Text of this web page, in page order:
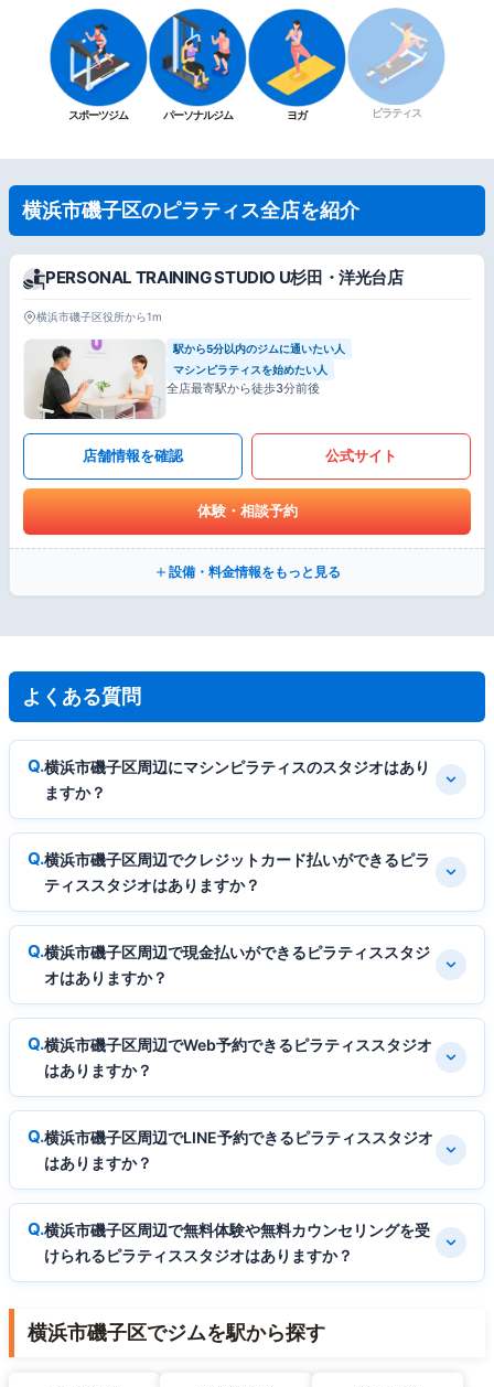
スポーツジム パーソナルジム ヨガ ピラティス
横浜市磯子区のピラティス全店を紹介
PERSONAL TRAINING STUDIO U杉田・洋光台店
横浜市磯子区役所から1m
駅から5分以内のジムに通いたい人
マシンピラティスを始めたい人
全店最寄駅から徒歩3分前後
店舗情報を確認 公式サイト
体験・相談予約
設備・料金情報をもっと見る
よくある質問
横浜市磯子区周辺にマシンピラティスのスタジオはあり
ますか？
横浜市磯子区周辺でクレジットカード払いができるピラ
ティススタジオはありますか？
横浜市磯子区周辺で現金払いができるピラティススタジ
オはありますか？
横浜市磯子区周辺でWeb予約できるピラティススタジオ
はありますか？
横浜市磯子区周辺でLINE予約できるピラティススタジオ
はありますか？
横浜市磯子区周辺で無料体験や無料カウンセリングを受
けられるピラティススタジオはありますか？
横浜市磯子区でジムを駅から探す